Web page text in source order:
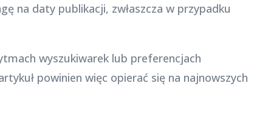
na daty publikacji, zwłaszcza w przypadku
wyszukiwarek lub preferencjach
powinien więc opierać się na najnowszych